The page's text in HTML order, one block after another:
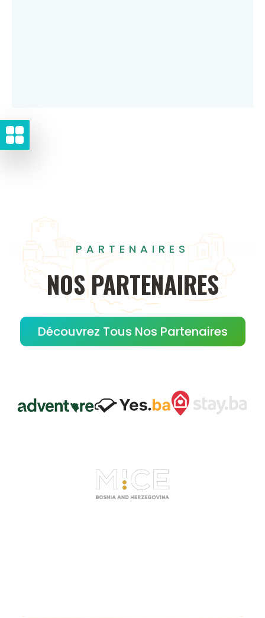
PARTENAIRES
NOS PARTENAIRES
Découvrez Tous Nos Partenaires